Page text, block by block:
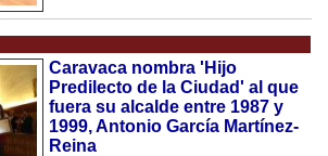
Caravaca nombra 'Hijo
Predilecto de la Ciudad' al que
fuera su alcalde entre 1987 y
1999, Antonio García Martínez-
Reina